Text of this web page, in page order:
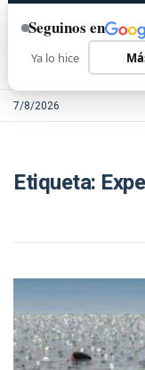
7/8/2026
Etiqueta:
Seguinos en
Ya lo hice